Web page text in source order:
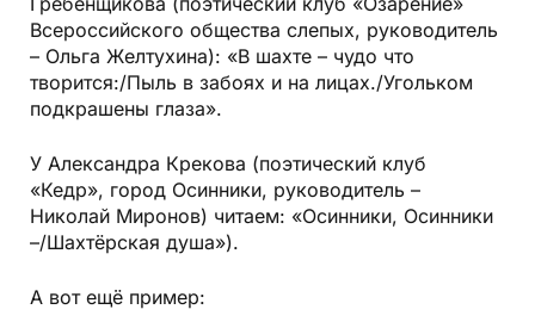
Всероссийского общества слепых, руководитель
– Ольга Желтухина): «В шахте – чудо что
творится:/Пыль в забоях и на лицах./Угольком
подкрашены глаза».
У Александра Крекова (поэтический клуб
«Кедр», город Осинники, руководитель –
Николай Миронов) читаем: «Осинники, Осинники
–/Шахтёрская душа»).
А вот ещё пример: